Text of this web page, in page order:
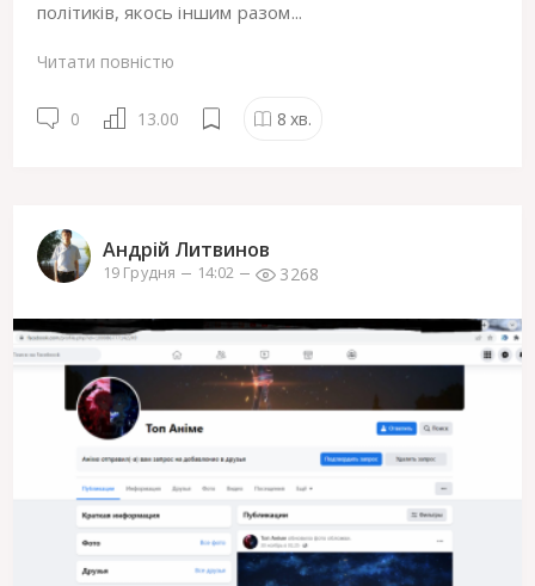
політиків, якось іншим разом...
Читати повністю
0 13.00 8 хв.
Андрій Литвинов
19 Грудня 14:02 3268